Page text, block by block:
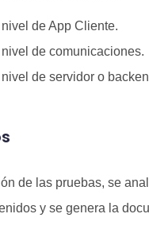
de App Cliente.
de comunicaciones.
de servidor o
de las pruebas, se
y se genera la